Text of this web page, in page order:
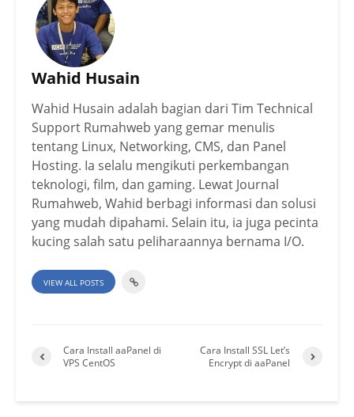
Wahid Husain
Wahid Husain adalah bagian dari Tim Technical
Support Rumahweb yang gemar menulis
tentang Linux, Networking, CMS, dan Panel
Hosting. Ia selalu mengikuti perkembangan
teknologi, film, dan gaming. Lewat Journal
Rumahweb, Wahid berbagi informasi dan solusi
yang mudah dipahami. Selain itu, ia juga pecinta
kucing salah satu peliharaannya bernama I/O.
VIEW ALL POSTS
Cara Install aaPanel di
VPS CentOS
Cara Install SSL Let’s
Encrypt di aaPanel